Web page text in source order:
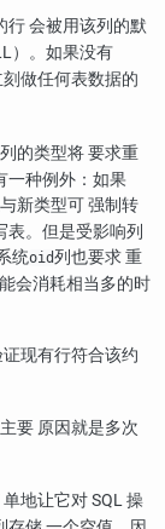
行 会被用该列的默
）。如果没有
做任何表数据的
的类型将 要求重
一种例外：如果
新类型可 强制转
。但是受影响列
统oid列也要求 重
会消耗相当多的时
现有行符合该约
要 原因就是多次
地让它对 SQL 操